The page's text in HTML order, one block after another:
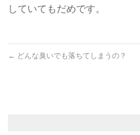
していてもだめです。
← どんな臭いでも落ちてしまうの？